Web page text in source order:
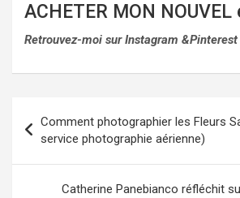
ACHETER MON NOUVEL
Retrouvez-moi sur Instagram &Pinterest
de
l’article
Comment photographier les Fleurs
service photographie aérienne)
Catherine Panebianco réfléchit